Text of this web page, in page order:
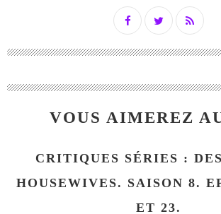
VOUS AIMEREZ
CRITIQUES SÉRIES :
HOUSEWIVES. SAISON 8.
ET 23.